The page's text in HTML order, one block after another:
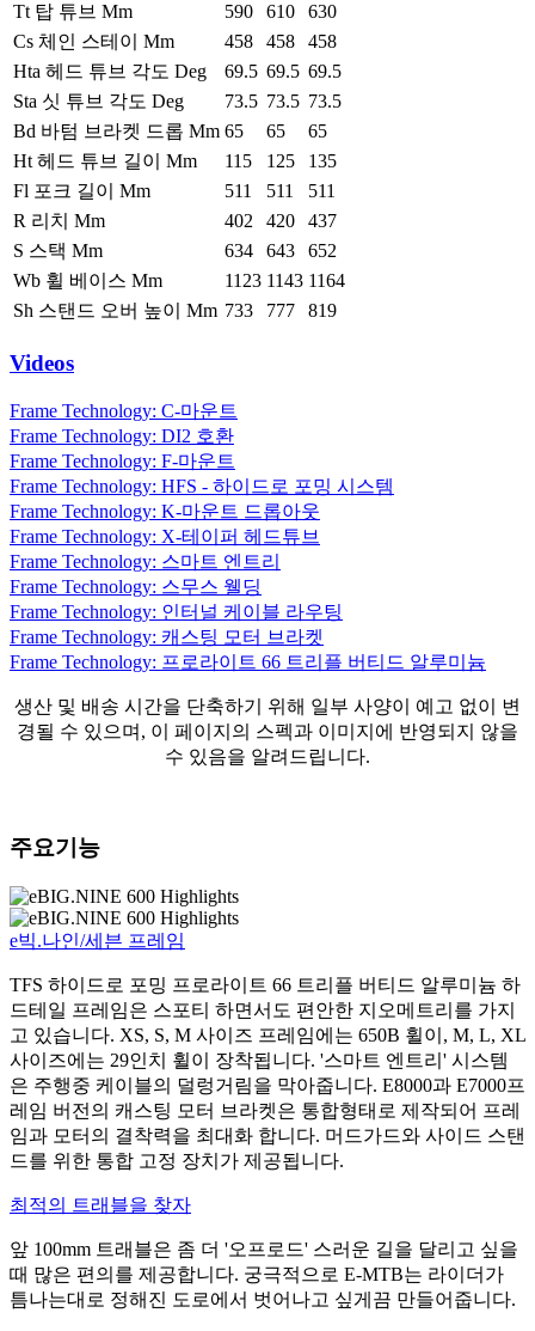
Tt 탑 튜브 Mm
590 610
630
Cs 체인 스테이 Mm
458 458
458
Hta 헤드 튜브 각도 Deg
69.5 69.5 69.5
Sta 싯 튜브 각도 Deg
73.5 73.5 73.5
Bd 바텀 브라켓 드롭 Mm 65 65
65
Ht 헤드 튜브 길이 Mm
115 125
135
Fl 포크 길이 Mm
511 511
511
R 리치 Mm
402 420
437
S 스택 Mm
634 643
652
Wb 휠 베이스 Mm
1123 1143 1164
Sh 스탠드 오버 높이 Mm 733 777 819
Videos
Frame Technology: C-마운트
Frame Technology: DI2 호환
Frame Technology: F-마운트
Frame Technology: HFS - 하이드로 포밍 시스템
Frame Technology: K-마운트 드롭아웃
Frame Technology: X-테이퍼 헤드튜브
Frame Technology: 스마트 엔트리
Frame Technology: 스무스 웰딩
Frame Technology: 인터널 케이블 라우팅
Frame Technology: 캐스팅 모터 브라켓
Frame Technology: 프로라이트 66 트리플 버티드 알루미늄
생산 및 배송 시간을 단축하기 위해 일부 사양이 예고 없이 변
경될 수 있으며, 이 페이지의 스펙과 이미지에 반영되지 않을
수 있음을 알려드립니다.
주요기능
e빅.나인/세븐 프레임
TFS 하이드로 포밍 프로라이트 66 트리플 버티드 알루미늄 하
드테일 프레임은 스포티 하면서도 편안한 지오메트리를 가지
고 있습니다. XS, S, M 사이즈 프레임에는 650B 휠이, M, L, XL
사이즈에는 29인치 휠이 장착됩니다. '스마트 엔트리' 시스템
은 주행중 케이블의 덜렁거림을 막아줍니다. E8000과 E7000프
레임 버전의 캐스팅 모터 브라켓은 통합형태로 제작되어 프레
임과 모터의 결착력을 최대화 합니다. 머드가드와 사이드 스탠
드를 위한 통합 고정 장치가 제공됩니다.
최적의 트래블을 찾자
앞 100mm 트래블은 좀 더 '오프로드' 스러운 길을 달리고 싶을
때 많은 편의를 제공합니다. 궁극적으로 E-MTB는 라이더가
틈나는대로 정해진 도로에서 벗어나고 싶게끔 만들어줍니다.